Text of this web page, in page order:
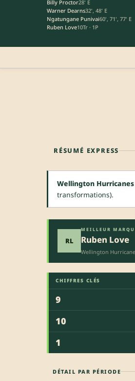
Billy Proctor28' E
Warner Dearns32', 48' E
Ngatungane Punivai60', 71', 77' E
Ruben Love10Tr · 1P
RÉSUMÉ EXPRESS
Wellington Hurricanes
transformations).
RL
MEILLEUR
Ruben Love
Wellington
CHIFFRES CLÉS
9
10
1
DÉTAIL PAR PÉRIODE